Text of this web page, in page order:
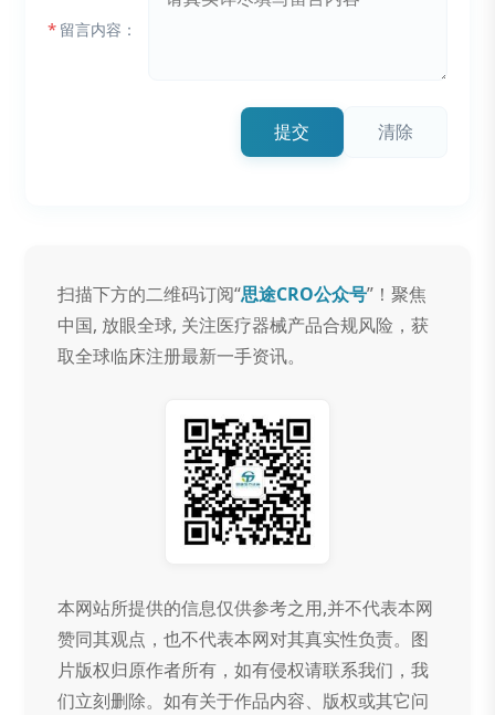
* 留言内容：
提交 清除
扫描下方的二维码订阅“思途CRO公众号”！聚焦
中国, 放眼全球, 关注医疗器械产品合规风险，获
取全球临床注册最新一手资讯。
本网站所提供的信息仅供参考之用,并不代表本网
赞同其观点，也不代表本网对其真实性负责。图
片版权归原作者所有，如有侵权请联系我们，我
们立刻删除。如有关于作品内容、版权或其它问